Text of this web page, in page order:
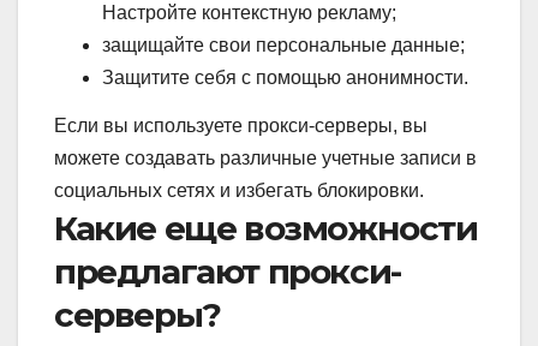
Настройте контекстную рекламу;
защищайте свои персональные данные;
Защитите себя с помощью анонимности.
Если вы используете прокси-серверы, вы
можете создавать различные учетные записи в
социальных сетях и избегать блокировки.
Какие еще возможности
предлагают прокси-
серверы?